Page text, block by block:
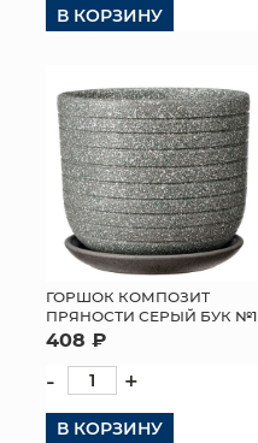
В КОРЗИНУ
ГОРШОК КОМПОЗИТ
ПРЯНОСТИ СЕРЫЙ БУК №1
408 ₽
- +
В КОРЗИНУ